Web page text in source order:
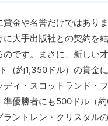
金や名誉だけではあり
大手出版社との契約を
です。まさに、新しい
（約1,350ドル）の賞金
ィ・スコットランド・
優勝者にも500ドル（
ントレン・クリスタル